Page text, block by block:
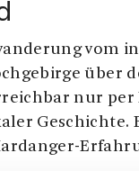
vom
über
nur per
Geschichte.